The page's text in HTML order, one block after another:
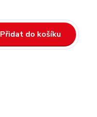
Přidat do košíku